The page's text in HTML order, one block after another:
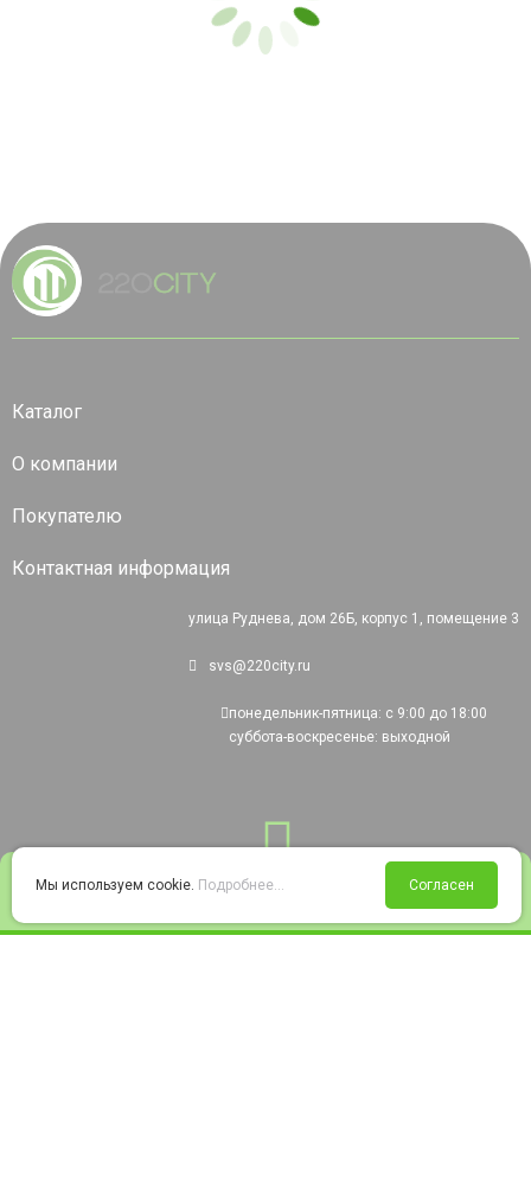
Войти Избранное Корзина
Каталог
О компании
Покупателю
Контактная информация
улица Руднева, дом 26Б, корпус 1, помещение 3
svs@220city.ru
понедельник-пятница: с 9:00 до 18:00
суббота-воскресенье: выходной
Мы используем cookie. Подробнее... Согласен